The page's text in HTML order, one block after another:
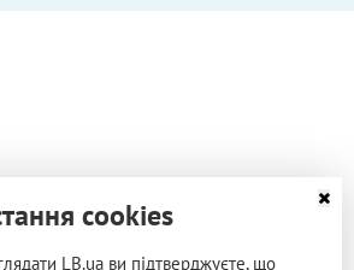
cookies
LB.ua ви підтверджуєте, що